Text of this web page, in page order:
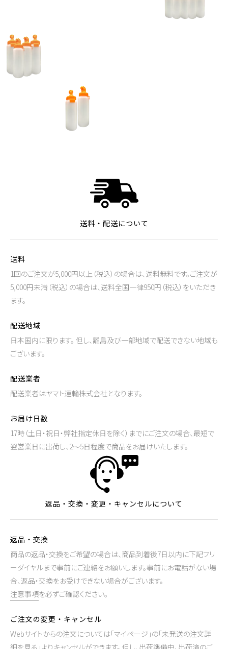
送料・配送について
送料
1回のご注文が5,000円以上（税込）の場合は、送料無料です。ご注文が
5,000円未満（税込）の場合は、送料全国一律950円（税込）をいただき
ます。
配送地域
日本国内に限ります。 但し、離島及び一部地域で配送できない地域も
ございます。
配送業者
配送業者はヤマト運輸株式会社となります。
お届け日数
17時（土日・祝日・弊社指定休日を除く）までにご注文の場合、最短で
翌営業日に出荷し、2～5日程度で商品をお届けいたします。
返品・交換・変更・キャンセルについて
返品・交換
商品の返品・交換をご希望の場合は、商品到着後7日以内に下記フリ
ーダイヤルまで事前にご連絡をお願いします。事前にお電話がない場
合、返品・交換をお受けできない場合がございます。
注意事項を必ずご確認ください。
ご注文の変更・キャンセル
Webサイトからの注文については「マイページ」の「未発送の注文詳
細を見る」よりキャンセルができます。 但し、出荷準備中、出荷済のご